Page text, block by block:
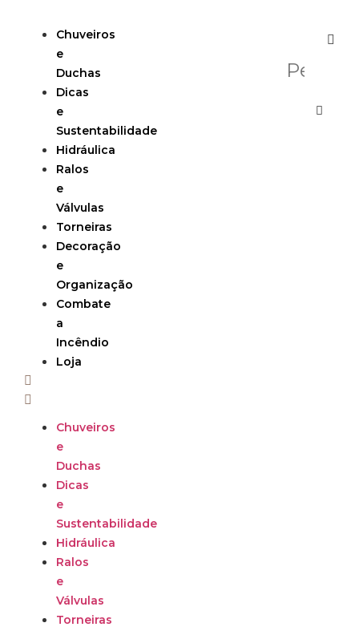
Chuveiros
e
Duchas
Dicas
e
Sustentabilidade
Hidráulica
Ralos
e
Válvulas
Torneiras
Decoração
e
Organização
Combate
a
Incêndio
Loja
Chuveiros
e
Duchas
Dicas
e
Sustentabilidade
Hidráulica
Ralos
e
Válvulas
Torneiras